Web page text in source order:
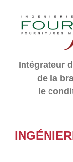
contenu
Intégrateur
de la
le